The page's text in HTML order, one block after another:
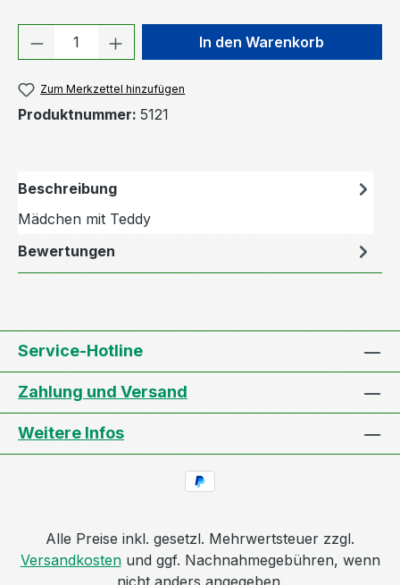
Produkt Anzahl: Gib denIn den Warenkorb
Zum Merkzettel hinzufügen
Produktnummer: 5121
Beschreibung
Mädchen mit Teddy
Bewertungen
Service-Hotline
Zahlung und Versand
Weitere Infos
Alle Preise inkl. gesetzl. Mehrwertsteuer zzgl.
Versandkostenund ggf. Nachnahmegebühren, wenn
nicht anders angegeben.